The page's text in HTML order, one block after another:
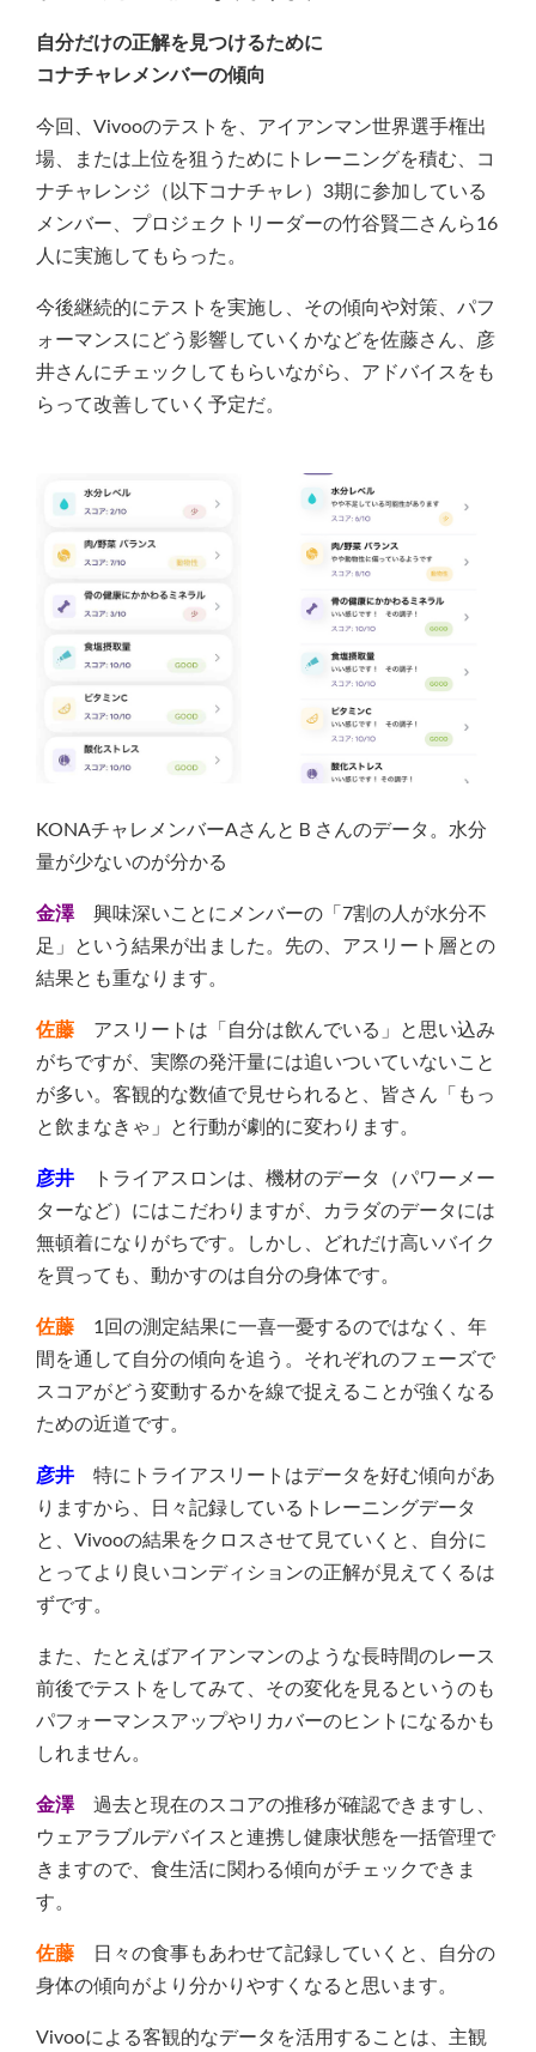
自分だけの正解を 見つけるために
コナチャレメンバーの傾向
今回、Vivooのテストを、アイアンマン世界選手権出
場、または上位を狙うためにトレーニングを積む、コ
ナチャレンジ（以下コナチャレ）3期に参加している
メンバー、プロジェクトリーダーの竹谷賢二さんら16
人に実施してもらった。
今後継続的にテストを実施し、その傾向や対策、パフ
ォーマンスにどう影響していくかなどを佐藤さん、彦
井さんにチェックしてもらいながら、アドバイスをも
らって改善していく予定だ。
KONAチャレメンバーAさんとＢさんのデータ。水分
量が少ないのが分かる
金澤興味深いことにメンバーの「7割の人が水分不
足」という結果が出ました。先の、アスリート層との
結果とも重なります。
佐藤 アスリートは「自分は飲んでいる」と思い込み
がちですが、実際の発汗量には追いついていないこと
が多い。客観的な数値で見せられると、皆さん「もっ
と飲まなきゃ」と行動が劇的に変わります。
彦井 トライアスロンは、機材のデータ（パワーメー
ターなど）にはこだわりますが、カラダのデータには
無頓着になりがちです。しかし、どれだけ高いバイク
を買っても、動かすのは自分の身体です。
佐藤 1回の測定結果に一喜一憂するのではなく、年
間を通して自分の傾向を追う。それぞれのフェーズで
スコアがどう変動するかを線で捉えることが強くなる
ための近道です。
彦井 特にトライアスリートはデータを好む傾向があ
りますから、日々記録しているトレーニングデータ
と、Vivooの結果をクロスさせて見ていくと、自分に
とってより良いコンディションの正解が見えてくるは
ずです。
また、たとえばアイアンマンのような長時間のレース
前後でテストをしてみて、その変化を見るというのも
パフォーマンスアップやリカバーのヒントになるかも
しれません。
金澤過去と現在のスコアの推移が確認できますし、
ウェアラブルデバイスと連携し健康状態を一括管理で
きますので、食生活に関わる傾向がチェックできま
す。
佐藤 日々の食事もあわせて記録していくと、自分の
身体の傾向がより分かりやすくなると思います。
Vivooによる客観的なデータを活用することは、主観